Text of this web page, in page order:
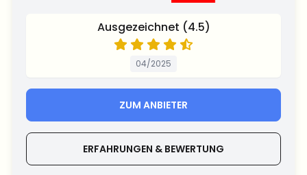
Ausgezeichnet (4.5)
04/2025
ZUM ANBIETER
ERFAHRUNGEN & BEWERTUNG